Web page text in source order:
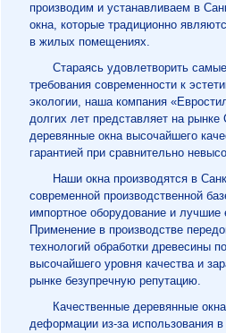
производим и устанавливаем в
окна, которые традиционно
в жилых помещениях.
Стараясь удовлетворить
требования современности к
экологии, наша компания
долгих лет представляет на рынке
деревянные окна высочайшего
гарантией при сравнительно
Наши окна производятся в
современной производственной
импортное оборудование и лучшие
Применение в производстве
технологий обработки древесины
высочайшего уровня качества и
рынке безупречную репутацию.
Качественные деревянные
деформации из-за использования в